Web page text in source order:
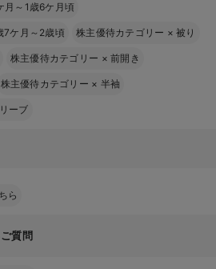
月～1歳6ケ月頃
7ケ月～2歳頃 株主優待カテゴリー ×被り
株主優待カテゴリー ×前開き
株主優待カテゴリー × 半袖
ーブ
ら
質問